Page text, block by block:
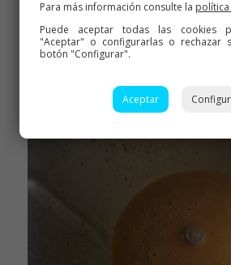
colocamos la coliflor en
Para más información consulte la
Puede aceptar todas las cookies
"Aceptar" o configurarlas o rechazar
botón "Configurar".
Aceptar